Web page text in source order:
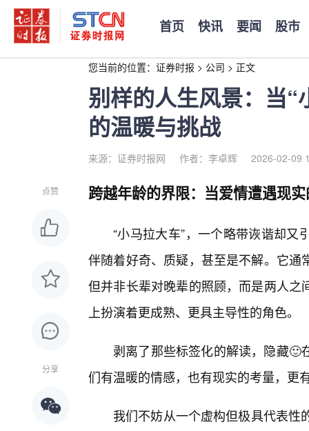
首页 快讯 要闻 股市
您当前的位置： 证券时报 > 公司 > 正文
别样的人生风景：当
的温暖与挑战
来源：证券时报网 作者：李卓辉 2026-02-09
点赞
分享
跨越年龄的界限：当爱情遭遇现
“小马拉大车”，一个略带诙谐却
伴随着好奇、质疑，甚至是不解。它
但并非长辈对晚辈的照顾，而是两人
上扮演着更成熟、更具主导性的角色。
剥离了那些标签化的解读，隐藏🙂
们有温暖的情感，也有现实的考量，更
我们不妨从一个虚构但极具代表性